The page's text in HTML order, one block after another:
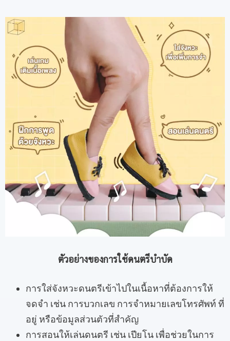
ตัวอย่างของการใช้ดนตรีบำบัด
การใส่จังหวะดนตรีเข้าไปในเนื้อหาที่ต้องการให้
จดจำ เช่น การบวกเลข การจำหมายเลขโทรศัพท์ ที่
อยู่ หรือข้อมูลส่วนตัวที่สำคัญ
การสอนให้เล่นดนตรี เช่น เปียโน เพื่อช่วยในการ